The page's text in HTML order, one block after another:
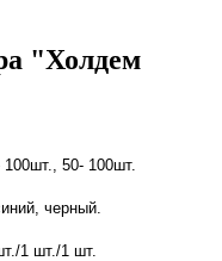
"Холдем
50- 100шт.
черный.
1 шт./1 шт.